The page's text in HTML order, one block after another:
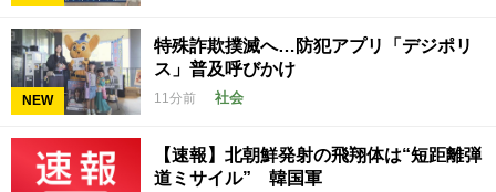
NEW
特殊詐欺撲滅へ…防犯アプリ「デジポリ
ス」普及呼びかけ
11分前 社会
【速報】北朝鮮発射の飛翔体は“短距離弾
道ミサイル” 韓国軍